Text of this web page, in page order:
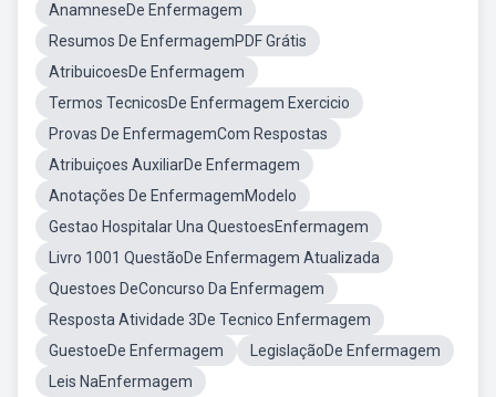
AnamneseDe Enfermagem
Resumos De EnfermagemPDF Grátis
AtribuicoesDe Enfermagem
Termos TecnicosDe Enfermagem Exercicio
Provas De EnfermagemCom Respostas
Atribuiçoes AuxiliarDe Enfermagem
Anotações De EnfermagemModelo
Gestao Hospitalar Una QuestoesEnfermagem
Livro 1001 QuestãoDe Enfermagem Atualizada
Questoes DeConcurso Da Enfermagem
Resposta Atividade 3De Tecnico Enfermagem
GuestoeDe Enfermagem
LegislaçãoDe Enfermagem
Leis NaEnfermagem